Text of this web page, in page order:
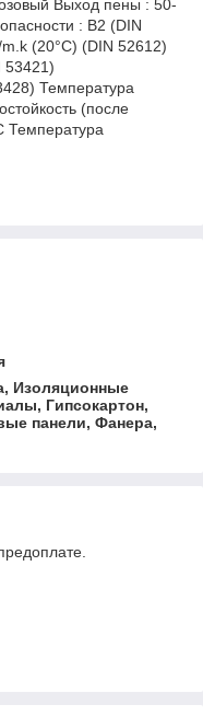
Выход пены : 50-
: B2 (DIN
(20°C) (DIN 52612)
53421)
Температура
(после
Температура
Изоляционные
Гипсокартон,
панели, Фанера,